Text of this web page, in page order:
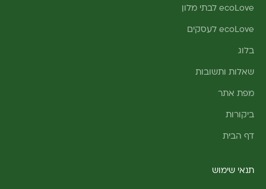
ecoLove לבתי מלון
ecoLove לעסקים
בלוג
שאלות ותשובות
מפת אתר
ביקורות
דף הבית
תנאי שימוש